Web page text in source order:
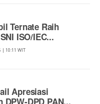
Ternate Raih
ISO/IEC...
| 10:11 WIT
Apresiasi